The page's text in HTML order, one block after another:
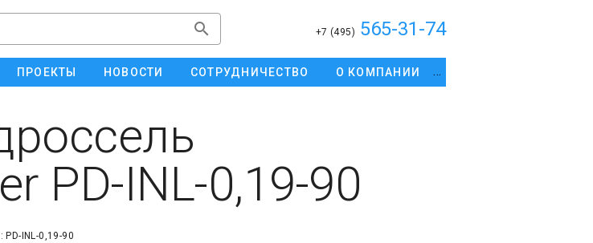
+7 (495) 565-31-74
ПРОЕКТЫ НОВОСТИ СОТРУДНИЧЕСТВО О КОМПАНИИ
PD-INL-0,19-90
PD-INL-0,19-90